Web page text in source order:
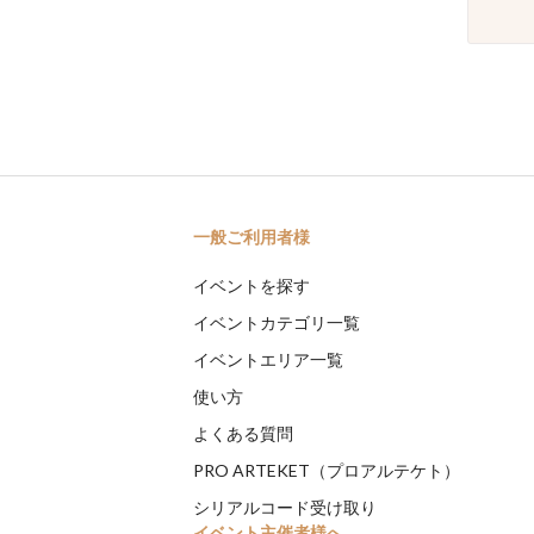
一般ご利用者様
イベントを探す
イベントカテゴリ一覧
イベントエリア一覧
使い方
よくある質問
PRO ARTEKET（プロアルテケト）
シリアルコード受け取り